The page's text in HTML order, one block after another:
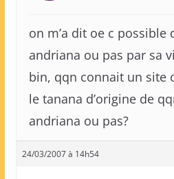
on m’a dit oe c possible
andriana ou pas par sa
bin, qqn connait un site
le tanana d’origine de
andriana ou pas?
24/03/2007 à 14h54